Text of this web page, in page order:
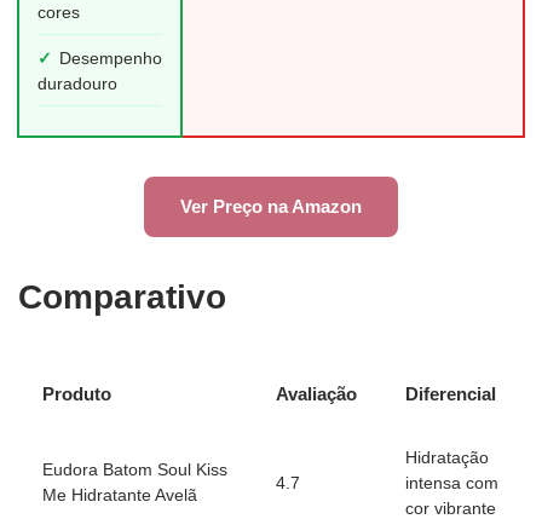
cores
✓ Desempenho
duradouro
Ver Preço na Amazon
Comparativo
Produto Avaliação Diferencial
Eudora Batom Soul Kiss
Me Hidratante Avelã
4.7
Hidratação
intensa com
cor vibrante